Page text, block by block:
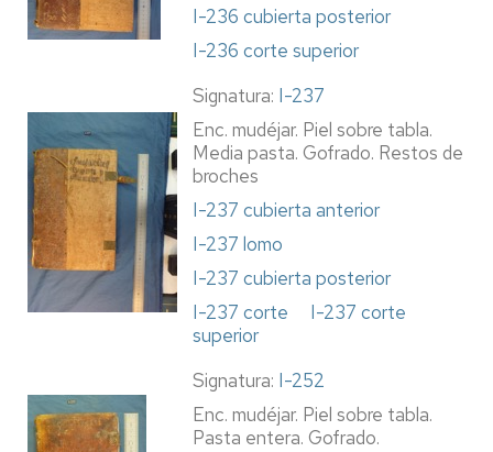
I-236 cubierta posterior
I-236 corte superior
Signatura: I-237
Enc. mudéjar. Piel sobre tabla.
Media pasta. Gofrado. Restos de
broches
I-237 cubierta anterior
I-237 lomo
I-237 cubierta posterior
I-237 corte I-237 corte
superior
Signatura: I-252
Enc. mudéjar. Piel sobre tabla.
Pasta entera. Gofrado.